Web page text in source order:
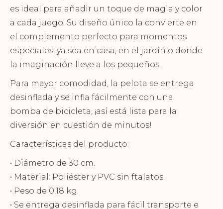
es ideal para añadir un toque de magia y color
a cada juego. Su diseño único la convierte en
el complemento perfecto para momentos
especiales, ya sea en casa, en el jardín o donde
la imaginación lleve a los pequeños.
Para mayor comodidad, la pelota se entrega
desinflada y se infla fácilmente con una
bomba de bicicleta, ¡así está lista para la
diversión en cuestión de minutos!
Características del producto:
• Diámetro de 30 cm.
• Material: Poliéster y PVC sin ftalatos.
• Peso de 0,18 kg.
• Se entrega desinflada para fácil transporte e